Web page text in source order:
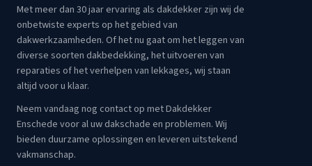
Met meer dan 30 jaar ervaring als dakdekker zijn wij de
onbetwiste experts op het gebied van
dakwerkzaamheden. Of het nu gaat om het leggen van
diverse soorten dakbedekking, het uitvoeren van
reparaties of het verhelpen van lekkages, wij staan
altijd voor u klaar.
Neem vandaag nog contact op met Dakdekker
Enschede voor al uw dakschade en problemen. Wij
bieden duurzame oplossingen en leveren uitstekend
vakmanschap.